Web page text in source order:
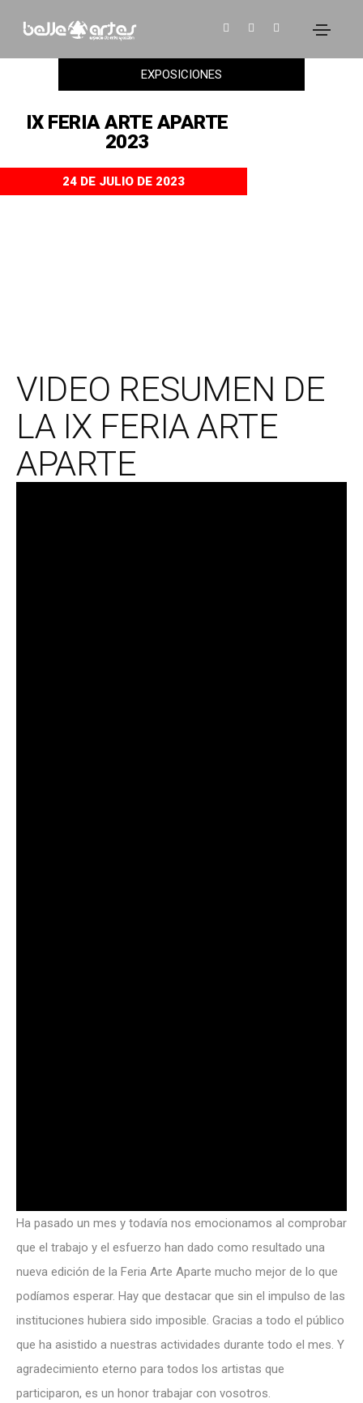
EXPOSICIONES
IX FERIA ARTE APARTE
2023
24 DE JULIO DE 2023
VIDEO RESUMEN DE
LA IX FERIA ARTE
APARTE
Ha pasado un mes y todavía nos emocionamos al comprobar
que el trabajo y el esfuerzo han dado como resultado una
nueva edición de la Feria Arte Aparte mucho mejor de lo que
podíamos esperar. Hay que destacar que sin el impulso de las
instituciones hubiera sido imposible. Gracias a todo el público
que ha asistido a nuestras actividades durante todo el mes. Y
agradecimiento eterno para todos los artistas que
participaron, es un honor trabajar con vosotros.